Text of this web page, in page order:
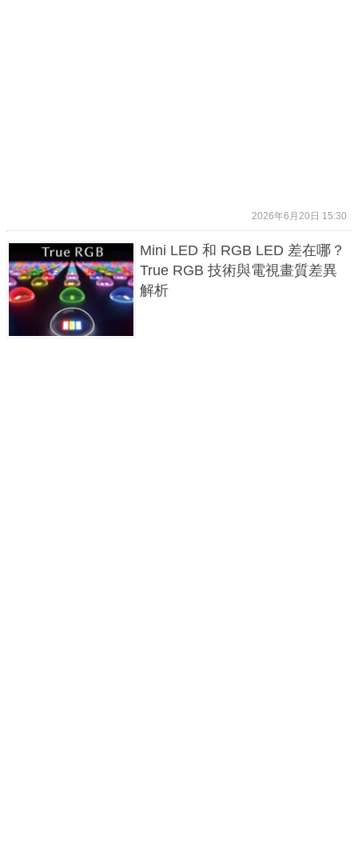
2026年6月20日 15:30
Mini LED 和 RGB LED 差在哪？
True RGB 技術與電視畫質差異
解析